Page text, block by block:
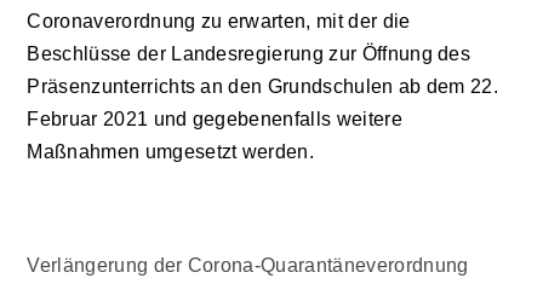
Coronaverordnung zu erwarten, mit der die
Beschlüsse der Landesregierung zur Öffnung des
Präsenzunterrichts an den Grundschulen ab dem 22.
Februar 2021 und gegebenenfalls weitere
Maßnahmen umgesetzt werden.
Verlängerung der Corona-Quarantäneverordnung